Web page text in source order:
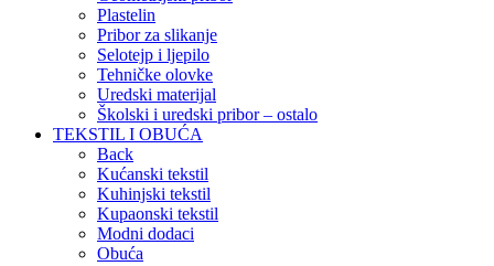
Plastelin
Pribor za slikanje
Selotejp i ljepilo
Tehničke olovke
Uredski materijal
Školski i uredski pribor – ostalo
TEKSTIL I OBUĆA
Back
Kućanski tekstil
Kuhinjski tekstil
Kupaonski tekstil
Modni dodaci
Obuća